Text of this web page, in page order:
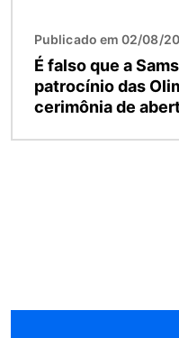
Publicado em 02/08/
É falso que a
patrocínio das
cerimônia de